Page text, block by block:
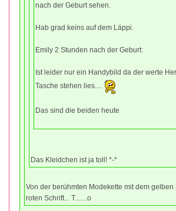
nach der Geburt sehen.
Hab grad keins auf dem Läppi.
Emily 2 Stunden nach der Geburt:
Ist leider nur ein Handybild da der werte
Tasche stehen lies....
Das sind die beiden heute
Das Kleidchen ist ja toll! *-*
Von der berühmten Modekette mit dem
roten Schrift... T.......o